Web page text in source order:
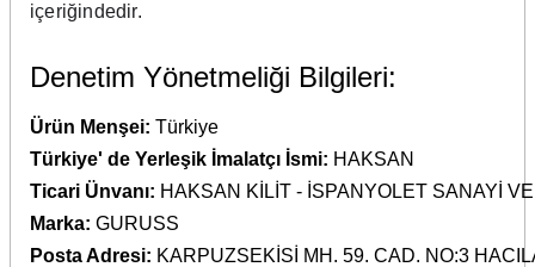
içeriğindedir.
Denetim Yönetmeliği Bilgileri:
Ürün Menşei: Türkiye
Türkiye' de Yerleşik İmalatçı İsmi: HAKSAN
Ticari Ünvanı: HAKSAN KİLİT - İSPANYOLET SANAYİ
Marka: GURUSS
Posta Adresi: KARPUZSEKİSİ MH. 59. CAD. NO:3